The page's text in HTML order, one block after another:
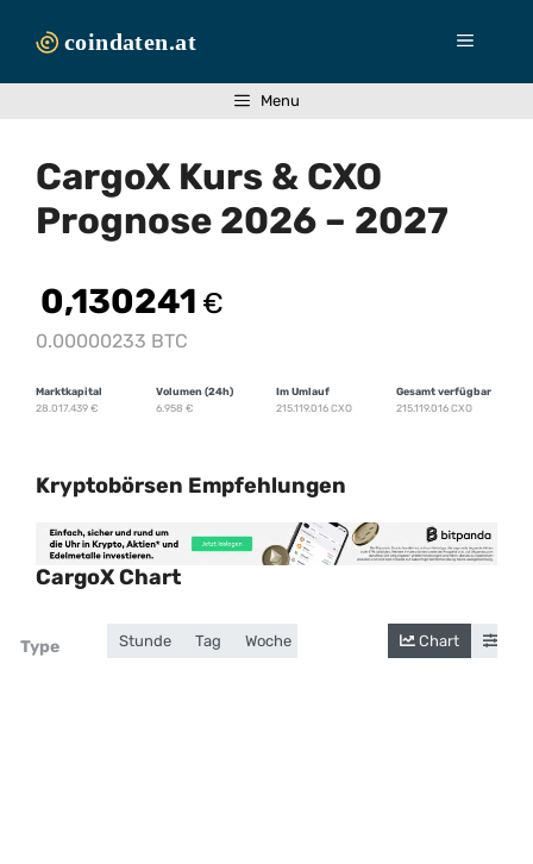
Inhalt
Menü
Menu
CargoX Kurs & CXO
Prognose 2026 – 2027
0,130241 €
0.00000233 BTC
Marktkapital
28.017.439 €
Volumen (24h)
6.958 €
Im Umlauf
215.119.016 CXO
Gesamt verfügbar
215.119.016 CXO
Kryptobörsen Empfehlungen
CargoX Chart
Zoom Stunde Tag Woche Jahr Gesamt
Type Chart